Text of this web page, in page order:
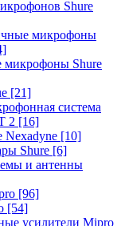
Shure
микрофоны
Shure
[21]
система
2 [16]
[10]
Shure [6]
и антенны
[96]
[54]
усилители Mipro